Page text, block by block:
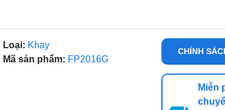
Loại: Khay
Mã sản phẩm: FP2016G
CHÍNH
Miễn